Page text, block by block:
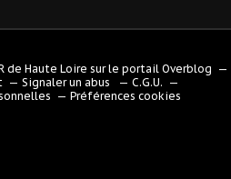
de Haute Loire sur le portail Overblog
Signaler un abus
C.G.U.
Préférences cookies